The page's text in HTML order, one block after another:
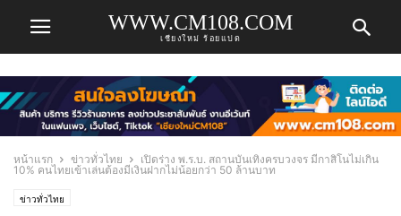
WWW.CM108.COM
เชียงใหม่ ร้อยแปด
หน้าแรก ข่าวทั่วไทย
เปิดร่าง พ.ร.บ. สถานบันเทิงครบวงจร มีกาสิโนไม่เกิน
10% คนไทยเข้าเล่นต้องมีเงินฝากไม่น้อยกว่า 50 ล้านบาท
ข่าวทั่วไทย